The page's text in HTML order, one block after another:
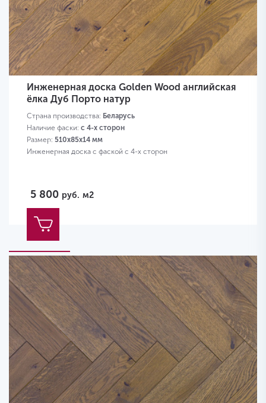
Инженерная доска Golden Wood английская
ёлка Дуб Порто натур
Страна производства: Беларусь
Наличие фаски: с 4-х сторон
Размер: 510х85х14 мм
Инженерная доска с фаской с 4-х сторон
5 800 руб. м2